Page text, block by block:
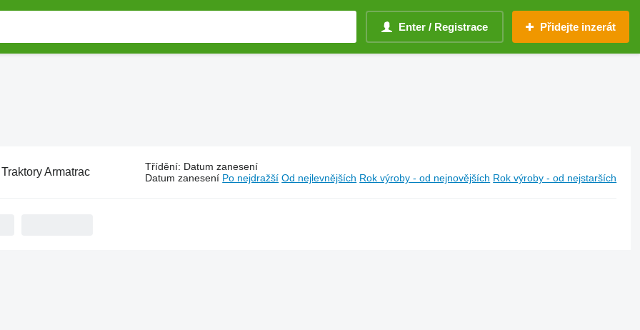
Enter / Registrace Přidejte inzerát
Traktory Armatrac Třídění: Datum zanesení
Datum zanesení Po nejdražší Od nejlevnějších Rok výroby - od nejnovějších Rok výroby - od nejstarších